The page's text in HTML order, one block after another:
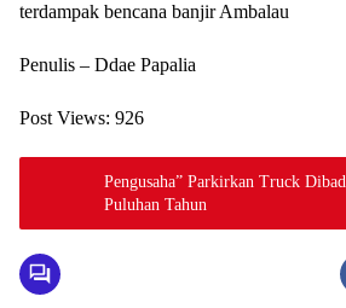
terdampak bencana banjir Ambalau
Penulis – Ddae Papalia
Post Views: 926
Pengusaha” Parkirkan Truck
Puluhan Tahun